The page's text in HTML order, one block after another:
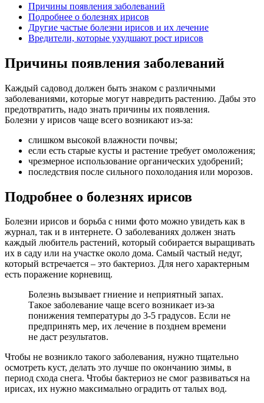
Причины появления заболеваний
Подробнее о болезнях ирисов
Другие частые болезни ирисов и их лечение
Вредители, которые ухудшают рост ирисов
Причины появления заболеваний
Каждый садовод должен быть знаком с различными
заболеваниями, которые могут навредить растению. Дабы это
предотвратить, надо знать причины их появления.
Болезни у ирисов чаще всего возникают из-за:
слишком высокой влажности почвы;
если есть старые кусты и растение требует омоложения;
чрезмерное использование органических удобрений;
последствия после сильного похолодания или морозов.
Подробнее о болезнях ирисов
Болезни ирисов и борьба с ними фото можно увидеть как в
журнал, так и в интернете. О заболеваниях должен знать
каждый любитель растений, который собирается выращивать
их в саду или на участке около дома. Самый частый недуг,
который встречается – это бактериоз. Для него характерным
есть поражение корневищ.
Болезнь вызывает гниение и неприятный запах.
Такое заболевание чаще всего возникает из-за
понижения температуры до 3-5 градусов. Если не
предпринять мер, их лечение в позднем времени
не даст результатов.
Чтобы не возникло такого заболевания, нужно тщательно
осмотреть куст, делать это лучше по окончанию зимы, в
период схода снега. Чтобы бактериоз не смог развиваться на
ирисах, их нужно максимально оградить от талых вод.